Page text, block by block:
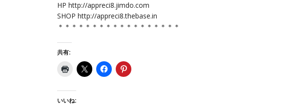
HP http://appreci8.jimdo.com
SHOP http://appreci8.thebase.in
＊＊＊＊＊＊＊＊＊＊＊＊＊＊＊＊＊＊
共有:
いいね: